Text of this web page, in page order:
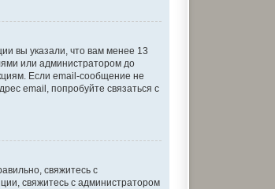
вы указали, что вам менее 13
или администратором до
Если email-сообщение не
email, попробуйте связаться с
свяжитесь с
свяжитесь с администратором